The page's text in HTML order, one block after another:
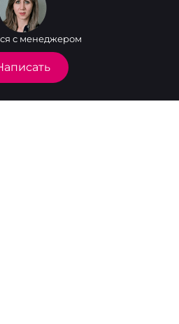
с менеджером